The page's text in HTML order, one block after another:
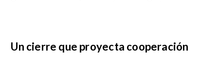
Un cierre que proyecta cooperación